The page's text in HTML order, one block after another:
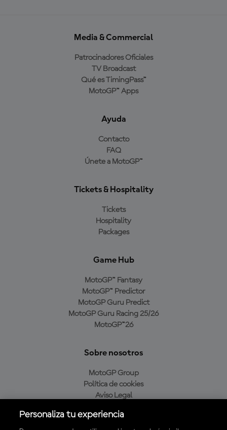
Media & Commercial
Patrocinadores Oficiales
TV Broadcast
Qué es TimingPass™
MotoGP™ Apps
Ayuda
Contacto
FAQ
Únete a MotoGP™
Tickets & Hospitality
Tickets
Hospitality
Packages
Game Hub
MotoGP™ Fantasy
MotoGP™ Predictor
MotoGP Guru Predict
MotoGP Guru Racing 25/26
MotoGP™26
Sobre nosotros
MotoGP Group
Política de cookies
Aviso Legal
Política de compra
Personaliza tu experiencia